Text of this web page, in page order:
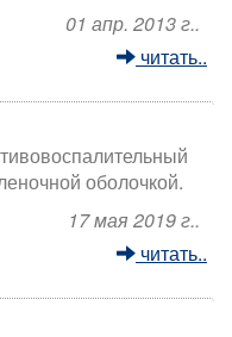
01 апр. 2013 г..
читать..
оболочкой.
17 мая 2019 г..
читать..